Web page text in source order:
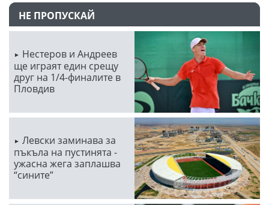
НЕ ПРОПУСКАЙ
Нестеров и Андреев
ще играят един срещу
друг на 1/4-финалите в
Пловдив
Левски заминава за
пъкъла на пустинята -
ужасна жега заплашва
“сините”